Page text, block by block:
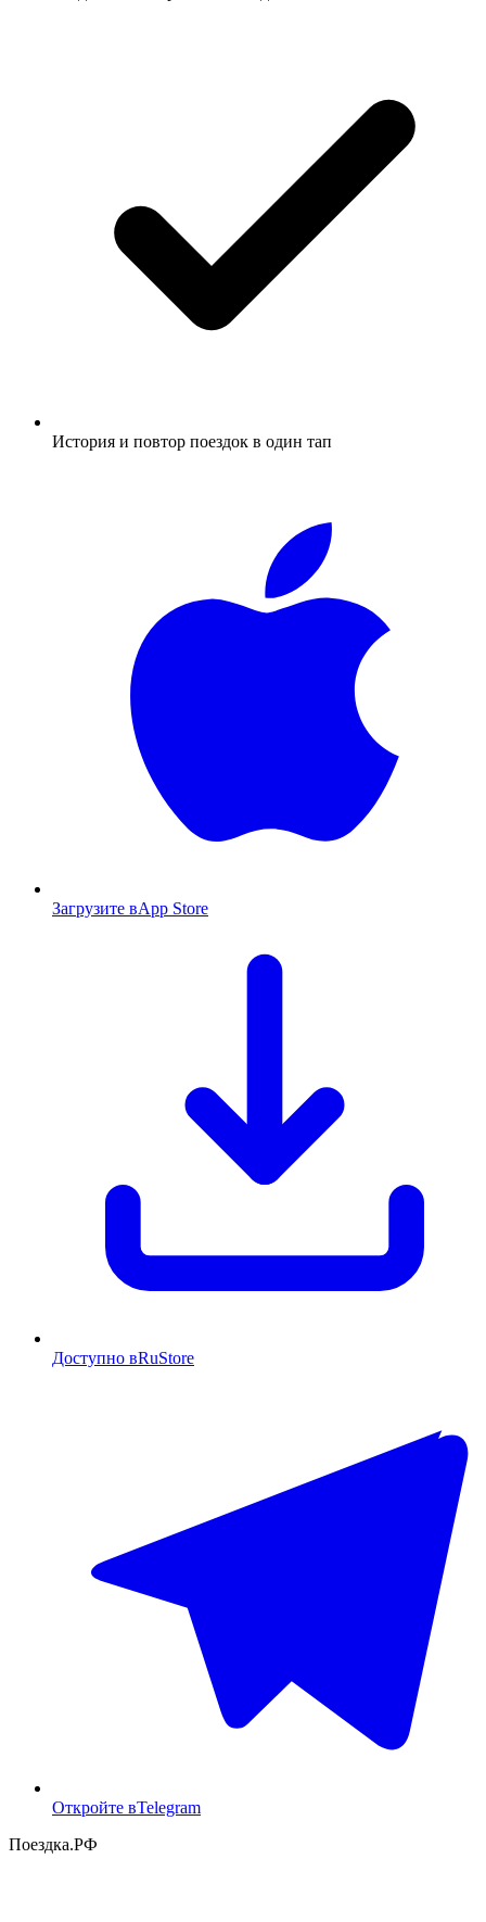
История и повтор поездок в один тап
Загрузите вApp Store
Доступно вRuStore
Откройте вTelegram
Поездка.РФ